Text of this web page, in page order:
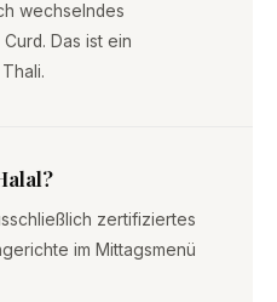
wechselndes
Das ist ein
zertifiziertes
im Mittagsmenü